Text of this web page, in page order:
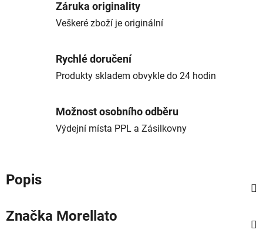
Záruka originality
Veškeré zboží je originální
Rychlé doručení
Produkty skladem obvykle do 24 hodin
Možnost osobního odběru
Výdejní místa PPL a Zásilkovny
Popis
Značka Morellato